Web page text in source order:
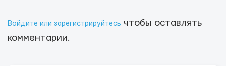
Войдите или зарегистрируйтесь чтобы оставлять
комментарии.